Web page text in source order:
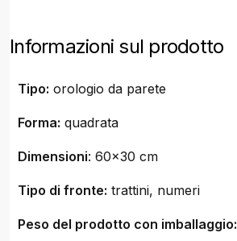
Informazioni sul prodotto
Tipo: orologio da parete
Forma: quadrata
Dimensioni: 60x30 cm
Tipo di fronte: trattini, numeri
Peso del prodotto con imballaggio: